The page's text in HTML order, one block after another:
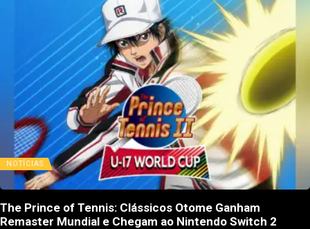
NOTÍCIAS
The Prince of Tennis: Clássicos Otome Ganham
Remaster Mundial e Chegam ao Nintendo Switch 2